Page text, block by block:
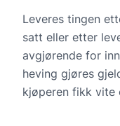
Leveres tingen
satt eller etter
avgjørende for
heving gjøres
kjøperen fikk vite